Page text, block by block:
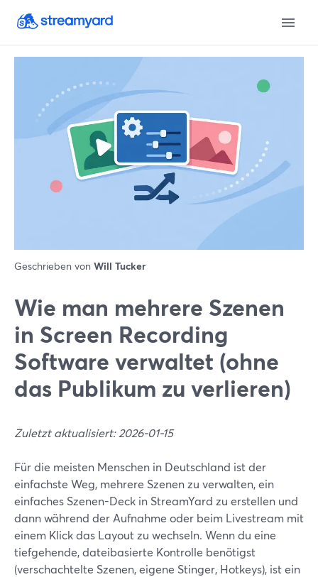
Geschrieben von Will Tucker
Wie man mehrere Szenen
in Screen Recording
Software verwaltet (ohne
das Publikum zu verlieren)
Zuletzt aktualisiert: 2026-01-15
Für die meisten Menschen in Deutschland ist der
einfachste Weg, mehrere Szenen zu verwalten, ein
einfaches Szenen-Deck in StreamYard zu erstellen und
dann während der Aufnahme oder beim Livestream mit
einem Klick das Layout zu wechseln. Wenn du eine
tiefgehende, dateibasierte Kontrolle benötigst
(verschachtelte Szenen, eigene Stinger, Hotkeys), ist ein